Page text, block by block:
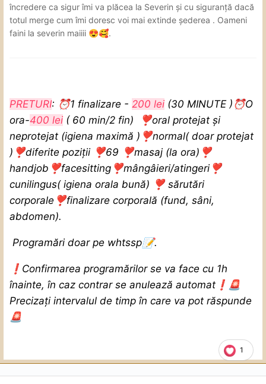
încredere ca sigur îmi va plăcea la Severin și cu siguranță dacă
totul merge cum îmi doresc voi mai extinde șederea . Oameni
faini la severin maiiii 😍🥰.
1
PRETURI: ⏰1 finalizare - 200 lei (30 MINUTE ) ⏰O
ora-400 lei ( 60 min/2 fin) ❣️oral protejat și
neprotejat (igiena maximă ) ❣️normal( doar protejat
) ❣️diferite poziții ❣️69 ❣️masaj (la ora) ❣️
handjob ❣️facesitting ❣️mângâieri/atingeri❣️
cunilingus( igiena orala bună) ❣️ sărutări
corporale ❣️finalizare corporală (fund, sâni,
abdomen).
Programări doar pe whtssp📝.
❗ ️️Confirmarea programărilor se va face cu 1h
înainte, în caz contrar se anulează automat ❗ 🚨
Precizați intervalul de timp în care va pot răspunde
🚨